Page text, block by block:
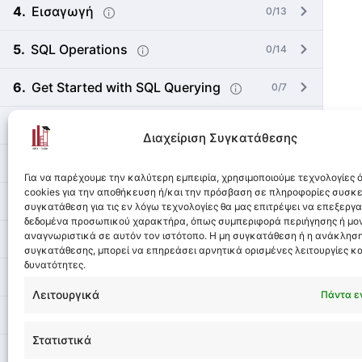
Διαχείριση Συγκατάθεσης
Για να παρέχουμε την καλύτερη εμπειρία, χρησιμοποιούμε τεχνολογίες
cookies για την αποθήκευση ή/και την πρόσβαση σε πληροφορίες
συγκατάθεση για τις εν λόγω τεχνολογίες θα μας επιτρέψει να
δεδομένα προσωπικού χαρακτήρα, όπως συμπεριφορά περιήγησης ή
αναγνωριστικά σε αυτόν τον ιστότοπο. Η μη συγκατάθεση ή η
συγκατάθεσης, μπορεί να επηρεάσει αρνητικά ορισμένες λειτουργίες
δυνατότητες.
Λειτουργικά Πάντα
Στατιστικά
Εισαγωγή 0/13
SQL Operations 0/14
Get Started with SQL Querying 0/7
Filtering SQL Queries
Sorting and Aggregating Data 0/10
Set Operations 0/6